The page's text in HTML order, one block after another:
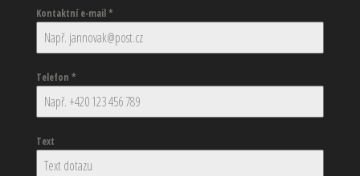
Kontaktní e-mail*
Telefon *
Text